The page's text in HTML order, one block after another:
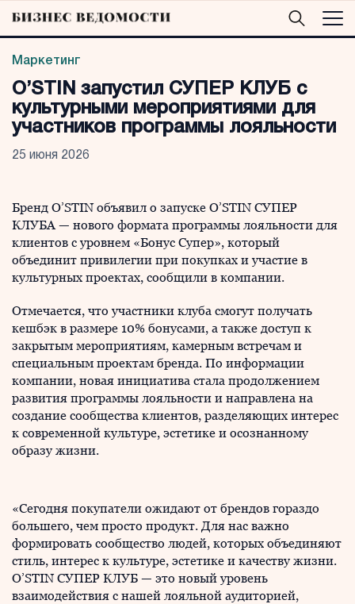
Маркетинг
O’STIN запустил СУПЕР КЛУБ с
культурными мероприятиями для
участников программы лояльности
25 июня 2026
Бренд O’STIN объявил о запуске O’STIN СУПЕР
КЛУБА — нового формата программы лояльности для
клиентов с уровнем «Бонус Супер», который
объединит привилегии при покупках и участие в
культурных проектах, сообщили в компании.
Отмечается, что участники клуба смогут получать
кешбэк в размере 10% бонусами, а также доступ к
закрытым мероприятиям, камерным встречам и
специальным проектам бренда. По информации
компании, новая инициатива стала продолжением
развития программы лояльности и направлена на
создание сообщества клиентов, разделяющих интерес
к современной культуре, эстетике и осознанному
образу жизни.
«Сегодня покупатели ожидают от брендов гораздо
большего, чем просто продукт. Для нас важно
формировать сообщество людей, которых объединяют
стиль, интерес к культуре, эстетике и качеству жизни.
O’STIN СУПЕР КЛУБ — это новый уровень
взаимодействия с нашей лояльной аудиторией,